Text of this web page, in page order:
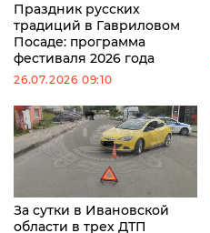
Праздник русских
традиций в Гавриловом
Посаде: программа
фестиваля 2026 года
26.07.2026 09:10
За сутки в Ивановской
области в трех ДТП